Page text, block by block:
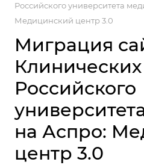
Российского университета
Медицинский центр 3.0
Миграция
Российского
на Аспро:
центр 3.0